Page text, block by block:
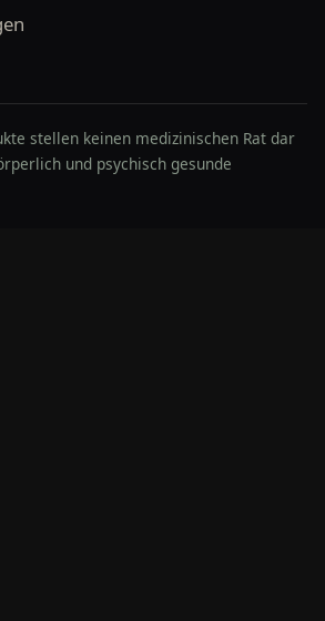
stellen keinen medizinischen Rat dar
und psychisch gesunde